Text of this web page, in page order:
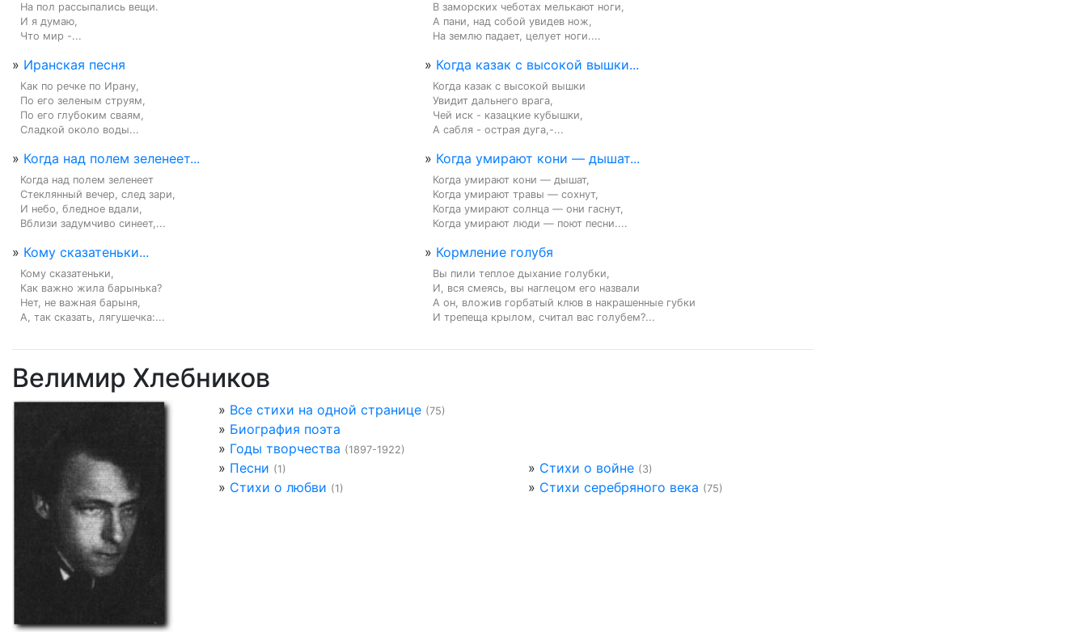
На пол рассыпались вещи.
И я думаю,
Что мир -...
В заморских чеботах мелькают ноги,
А пани, над собой увидев нож,
На землю падает, целует ноги....
» Иранская песня
Как по речке по Ирану,
По его зеленым струям,
По его глубоким сваям,
Сладкой около воды...
» Когда казак с высокой вышки...
Когда казак с высокой вышки
Увидит дальнего врага,
Чей иск - казацкие кубышки,
А сабля - острая дуга,-...
» Когда над полем зеленеет...
Когда над полем зеленеет
Стеклянный вечер, след зари,
И небо, бледное вдали,
Вблизи задумчиво синеет,...
» Когда умирают кони — дышат...
Когда умирают кони — дышат,
Когда умирают травы — сохнут,
Когда умирают солнца — они гаснут,
Когда умирают люди — поют песни....
» Кому сказатеньки...
Кому сказатеньки,
Как важно жила барынька?
Нет, не важная барыня,
А, так сказать, лягушечка:...
» Кормление голубя
Вы пили теплое дыхание голубки,
И, вся смеясь, вы наглецом его назвали
А он, вложив горбатый клюв в накрашенные губки
И трепеща крылом, считал вас голубем?...
Велимир Хлебников
» Все стихи на одной странице (75)
» Биография поэта
» Годы творчества (1897-1922)
» Песни (1) » Стихи о войне (3)
» Стихи о любви (1) » Стихи серебряного века (75)